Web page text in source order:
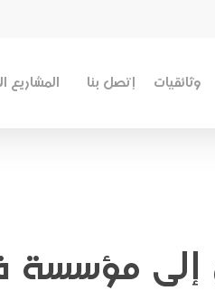
وثائقيات إتصل بنا المشاريع
إلى مؤسسة